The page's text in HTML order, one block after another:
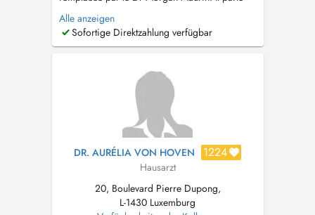
couramment le français, l'anglais, l'espagnol et
le portugais. From July 13 to July 31, Dr. Marie
Maingard will be away and will be covered by
Alle anzeigen
Sofortige Direktzahlung verfügbar
DR. AURÉLIA VON HOVEN 1224
Hausarzt
20, Boulevard Pierre Dupong,
L-1430 Luxemburg